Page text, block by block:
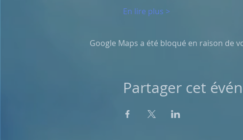
En lire plus >
Google Maps a été bloqué en raison de
Partager cet